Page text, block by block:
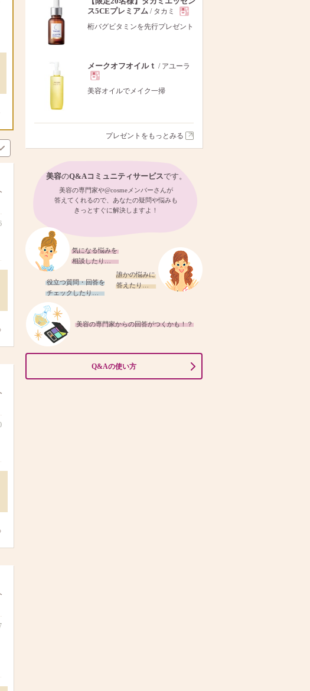
ス5CEプレミアム / タカミ
現
桁バグビタミンを先行プレゼント
メークオフオイルｔ / アユーラ
現
美容オイルでメイク一掃
プレゼントをもっとみる
美容のQ&Aコミュニティサービスです。
美容の専門家や@cosmeメンバーさんが
答えてくれるので、あなたの疑問や悩みも
きっとすぐに解決しますよ！
気になる悩みを
相談したり…
誰かの悩みに
答えたり…
役立つ質問・回答を
チェックしたり…
美容の専門家からの回答がつくかも！？
Q&Aの使い方